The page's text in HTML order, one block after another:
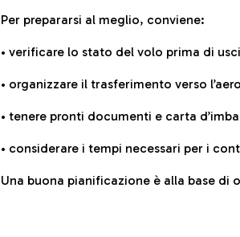
Per prepararsi al meglio, conviene:
• verificare lo stato del volo prima di
• organizzare il trasferimento verso
• tenere pronti documenti e carta
• considerare i tempi necessari per i
Una buona pianificazione è alla base di